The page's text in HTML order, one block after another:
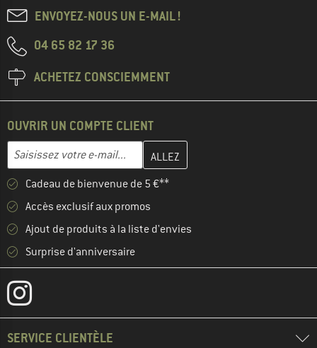
ENVOYEZ-NOUS UN E-MAIL !
04 65 82 17 36
ACHETEZ CONSCIEMMENT
OUVRIR UN COMPTE CLIENT
Adresse e-mail
Entrez votre adresse e-mail ici et créez votre compte client à la
Cadeau de bienvenue de 5 €**
Accès exclusif aux promos
Ajout de produits à la liste d'envies
Surprise d'anniversaire
SERVICE CLIENTÈLE